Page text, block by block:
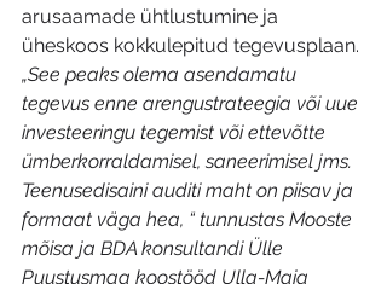
arusaamade ühtlustumine ja
üheskoos kokkulepitud tegevusplaan.
„See peaks olema asendamatu
tegevus enne arengustrateegia või uue
investeeringu tegemist või ettevõtte
ümberkorraldamisel, saneerimisel jms.
Teenusedisaini auditi maht on piisav ja
formaat väga hea, “ tunnustas Mooste
mõisa ja BDA konsultandi Ülle
Puustusmaa koostööd Ulla-Maia